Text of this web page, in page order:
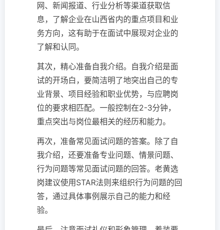
网、新闻报道、行业分析等渠道获取信
息，了解企业在山西省内的重点项目和业
务方向，这有助于在面试中展现对企业的
了解和认同。
其次，精心准备自我介绍。自我介绍是面
试的开场白，要简洁明了地突出自己的专
业背景、项目经验和职业优势，与应聘岗
位的要求相匹配。一般控制在2-3分钟，
重点突出与岗位最相关的经历和能力。
再次，准备常见面试问题的答案。除了自
我介绍，还要准备专业问题、情景问题、
行为问题等常见面试问题的回答。老黄选
岗建议使用STAR法则来组织行为问题的回
答，通过具体事例展示自己的能力和经
验。